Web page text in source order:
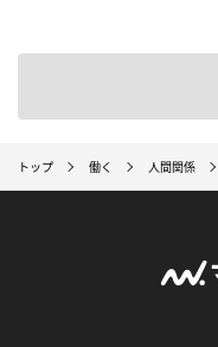
トップ 働く 人間関係